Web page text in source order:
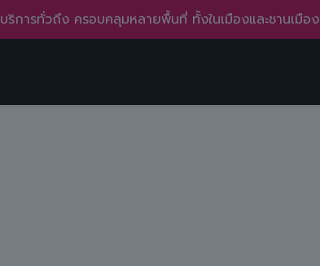
บริการทั่วถึง ครอบคลุมหลายพื้นที่ ทั้งในเมืองและชานเมือง